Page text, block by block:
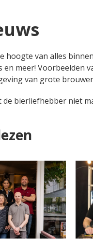
hoogte van alles
en meer! Voorbeelden
van grote
de bierliefhebber niet